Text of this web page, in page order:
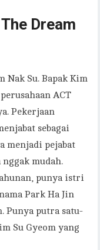
Dream
Nak Su. Bapak Kim
ACT
Pekerjaan
sebagai
menjadi pejabat
mudah.
punya istri
Park Ha Jin
Punya putra satu-
Su Gyeom yang